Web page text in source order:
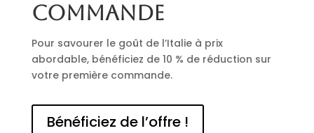
commande
Pour savourer le goût de l’Italie à prix
abordable, bénéficiez de 10 % de réduction sur
votre première commande.
Bénéficiez de l’offre !